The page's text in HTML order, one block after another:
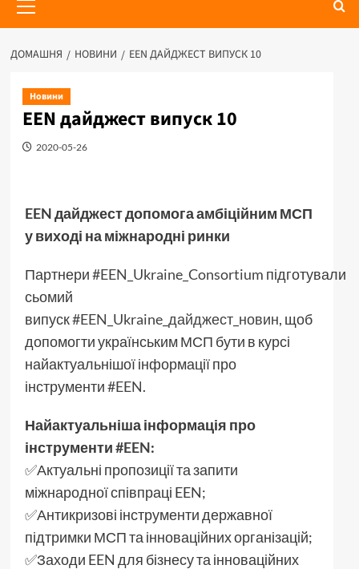
меню
ДОМАШНЯ НОВИНИ EEN ДАЙДЖЕСТ ВИПУСК 10
Новини
EEN дайджест випуск 10
2020-05-26
EEN дайджест допомога амбіційним МСП
у виході на міжнародні ринки
Партнери#EEN_Ukraine_Consortium підготували
сьомий
випуск#EEN_Ukraine_дайджест_новин, щоб
допомогти українським МСП бути в курсі
найактуальнішої інформації про
інструменти#EEN.
Найактуальніша інформація про
інструменти#EEN:
✅Актуальні пропозиції та запити
міжнародної співпраці EEN;
✅Антикризові інструменти державної
підтримки МСП та інноваційних організацій;
✅Заходи EEN для бізнесу та інноваційних